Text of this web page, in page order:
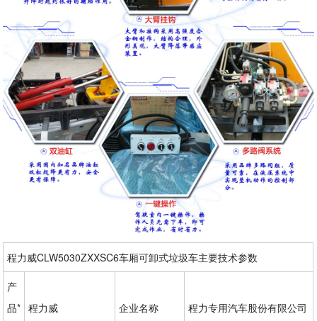
程力威CLW5030ZXXSC6车厢可卸式垃圾车主要技术参数
产
品* 程力威 企业名称 程力专用汽车股份有限公司